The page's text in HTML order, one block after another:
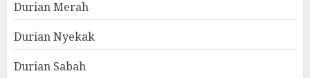
Durian Merah
Durian Nyekak
Durian Sabah